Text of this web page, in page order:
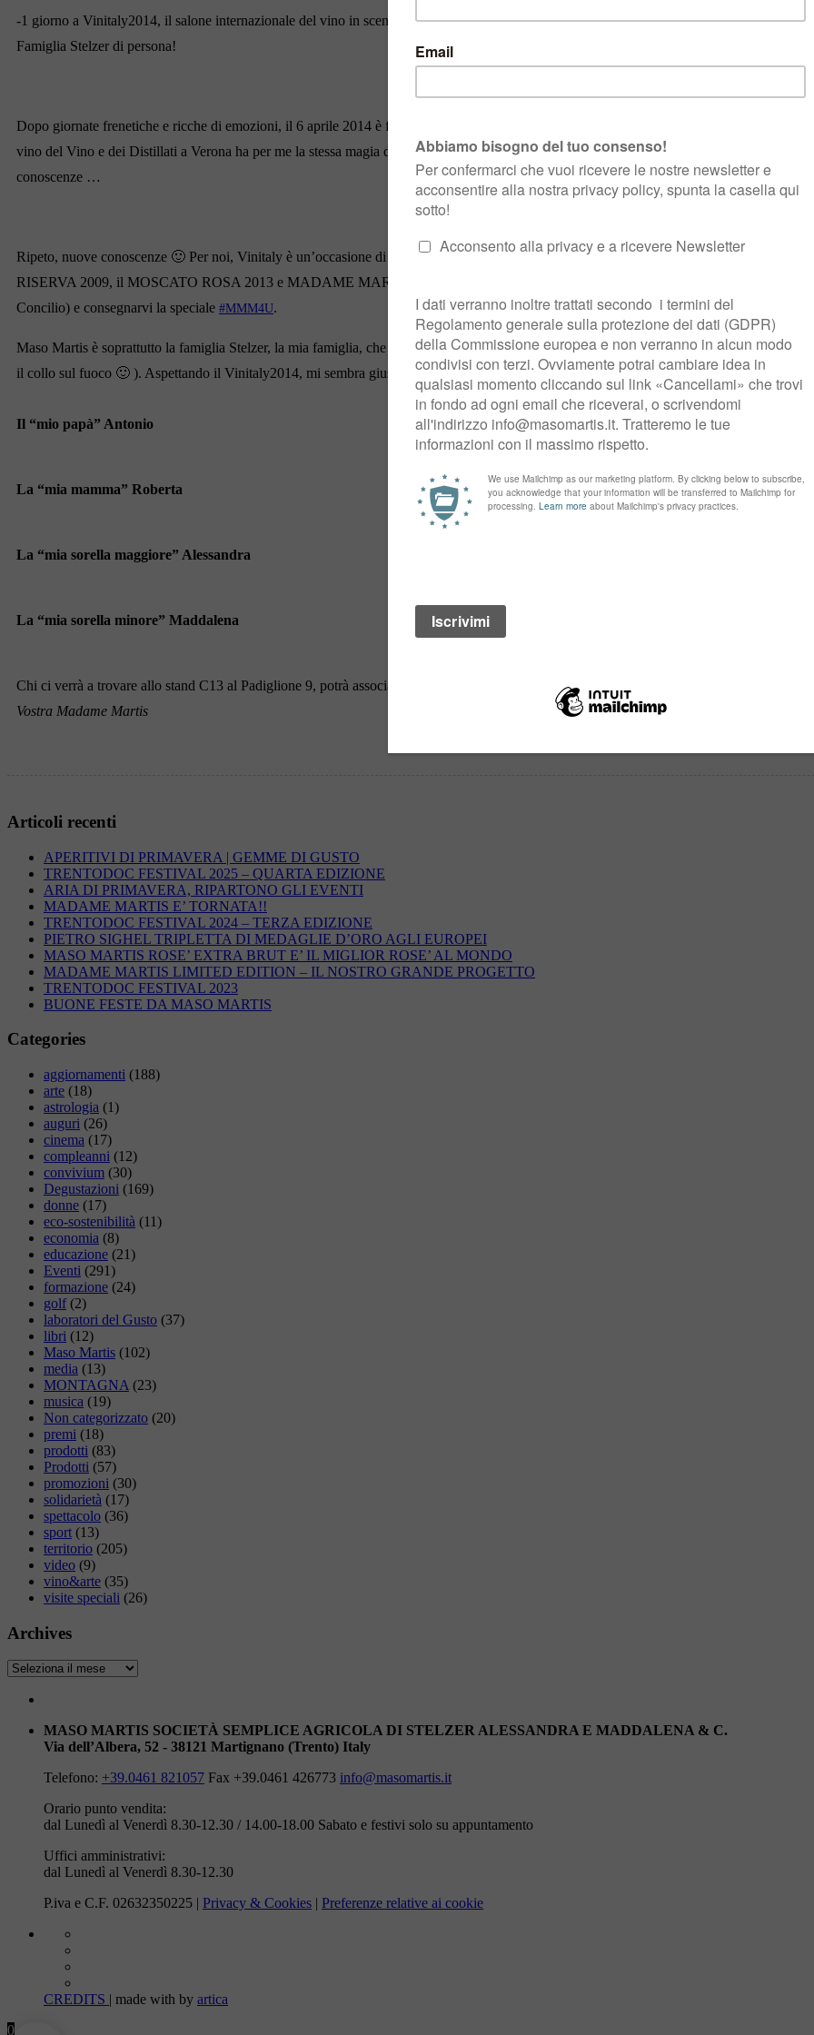
-1 giorno a Vinitaly2014, il salone internazionale del vino in scena a Verona Fiere dal 6 al 9 aprile 2014! Trovi Maso Martis e le
Famiglia Stelzer di persona!
Dopo giornate frenetiche e ricche di emozioni, il 6 aprile 2014 è finalmente arrivato: domani si parte per
è
vino del Vino e dei Distillati a Verona ha per me la stessa magia del Natale. Una grande festa, in cui celebrare l’amore per il nostro
conoscenze …
Ripeto, nuove conoscenze 🙂 Per noi, Vinitaly è un’occasione di incontro, per conoscervi di persona, degustare assieme le nuove
RISERVA 2009, il MOSCATO ROSA 2013 e MADAME MARTIS RISERVA 2004. Raccontarvi delle nostre campagne attorno a Maso
Concilio) e consegnarvi la speciale #MMM4U.
Maso Martis è soprattutto la famiglia Stelzer, la mia famiglia, che si dedica con passione e amore tutti i giorni alla creazione di vini e
il collo sul fuoco 🙂 ). Aspettando il Vinitaly2014, mi sembra giusto iniziare a presentarveli.
Il “mio papà” Antonio
La “mia mamma” Roberta
La “mia sorella maggiore” Alessandra
La “mia sorella minore” Maddalena
Chi ci verrà a trovare allo stand C13 al Padiglione 9, potrà associare un volto ad un nome, e iniziare un dialogo più diretto e sincero, come
Vostra Madame Martis
Articoli recenti
APERITIVI DI PRIMAVERA | GEMME DI GUSTO
TRENTODOC FESTIVAL 2025 – QUARTA EDIZIONE
ARIA DI PRIMAVERA, RIPARTONO GLI EVENTI
MADAME MARTIS E’ TORNATA!!
TRENTODOC FESTIVAL 2024 – TERZA EDIZIONE
PIETRO SIGHEL TRIPLETTA DI MEDAGLIE D’ORO AGLI EUROPEI
MASO MARTIS ROSE’ EXTRA BRUT E’ IL MIGLIOR ROSE’ AL MONDO
MADAME MARTIS LIMITED EDITION – IL NOSTRO GRANDE PROGETTO
TRENTODOC FESTIVAL 2023
BUONE FESTE DA MASO MARTIS
Categories
aggiornamenti (188)
arte (18)
astrologia (1)
auguri (26)
cinema (17)
compleanni (12)
convivium (30)
Degustazioni (169)
donne (17)
eco-sostenibilità (11)
economia (8)
educazione (21)
Eventi (291)
formazione (24)
golf(2)
laboratori del Gusto (37)
libri (12)
Maso Martis (102)
media (13)
MONTAGNA (23)
musica (19)
Non categorizzato (20)
premi (18)
prodotti (83)
Prodotti (57)
promozioni (30)
solidarietà (17)
spettacolo (36)
sport (13)
territorio (205)
video (9)
vino&arte (35)
visite speciali (26)
Archives
Archives
MASO MARTIS SOCIETÀ SEMPLICE AGRICOLA DI STELZER ALESSANDRA E MADDALENA & C.
Via dell’Albera, 52 - 38121 Martignano (Trento) Italy
Telefono: +39.0461 821057 Fax +39.0461 426773 info@masomartis.it
Orario punto vendita:
dal Lunedì al Venerdì 8.30-12.30 / 14.00-18.00 Sabato e festivi solo su appuntamento
Uffici amministrativi:
dal Lunedì al Venerdì 8.30-12.30
P.iva e C.F. 02632350225 | Privacy & Cookies Preferenze relative ai cookie
CREDITS | made with by artica
0